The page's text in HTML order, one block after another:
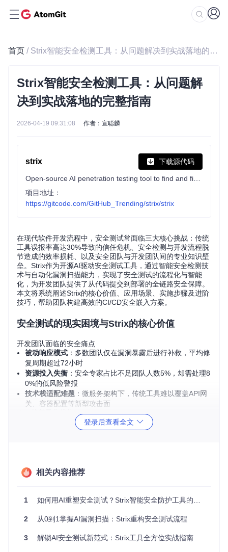
首页 / Strix智能安全检测工具：从问题解决到实战落地的完整指南
Strix智能安全检测工具：从问题解
决到实战落地的完整指南
2026-04-19 09:31:08 作者：宣聪麟
strix 下载源代码
项目地址：
https://gitcode.com/GitHub_Trending/strix/strix
在现代软件开发流程中，安全测试常面临三大核心挑战：传统
工具误报率高达30%导致的信任危机、安全检测与开发流程脱
节造成的效率损耗、以及安全团队与开发团队间的专业知识壁
垒。Strix作为开源AI驱动安全测试工具，通过智能安全检测技
术与自动化漏洞扫描能力，实现了安全测试的流程化与智能
化，为开发团队提供了从代码提交到部署的全链路安全保障。
本文将系统阐述Strix的核心价值、应用场景、实施步骤及进阶
技巧，帮助团队构建高效的CI/CD安全嵌入方案。
安全测试的现实困境与Strix的核心价值
开发团队面临的安全痛点
被动响应模式 ：多数团队仅在漏洞暴露后进行补救，平均修
复周期超过72小时
资源投入失衡 ：安全专家占比不足团队人数5%，却需处理8
0%的低风险警报
技术栈适配难题 ：微服务架构下，传统工具难以覆盖API网
关、容器配置等新型攻击面
Strix
传统SAS
T工具
误报率
<5%
复建议
案
指导
代码示例
自定义
支持Python脚
本扩展
有限正则
企业定制需额
外付费
登录后查看全文
相关内容推荐
1 如何用AI重塑安全测试？Strix智能安全防护工具的实战指南
2 从0到1掌握AI漏洞扫描：Strix重构安全测试流程
3 解锁AI安全测试新范式：Strix工具全方位实战指南